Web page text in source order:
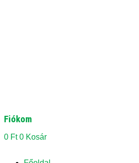
Fiókom
0 Ft 0 Kosár